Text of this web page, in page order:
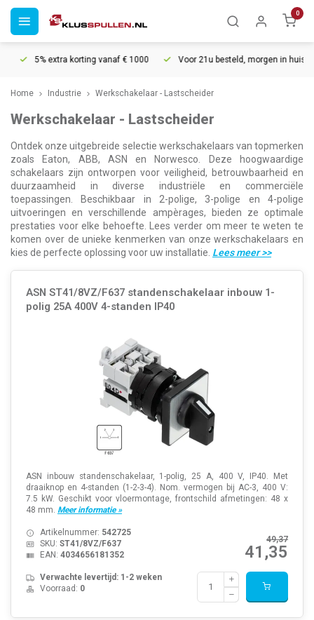
0
extra korting vanaf € 1000 Voor 21u besteld, morgen in huis* 30
Home Industrie Werkschakelaar - Lastscheider
Werkschakelaar - Lastscheider
Ontdek onze uitgebreide selectie werkschakelaars van topmerken
zoals Eaton, ABB, ASN en Norwesco. Deze hoogwaardige
schakelaars zijn ontworpen voor veiligheid, betrouwbaarheid en
duurzaamheid in diverse industriële en commerciële
toepassingen. Beschikbaar in 2-polige, 3-polige en 4-polige
uitvoeringen en verschillende ampèrages, bieden ze optimale
prestaties voor elke behoefte. Lees verder om meer te weten te
komen over de unieke kenmerken van onze werkschakelaars en
kies de perfecte oplossing voor uw installatie. Lees meer>>
ASN ST41/8VZ/F637 standenschakelaar inbouw 1-
polig 25A 400V 4-standen IP40
ASN inbouw standenschakelaar, 1-polig, 25 A, 400 V, IP40. Met
draaiknop en 4-standen (1-2-3-4). Nom. vermogen bij AC-3, 400 V:
7.5 kW. Geschikt voor vloermontage, frontschild afmetingen: 48 x
48 mm. Meer informatie »
49,37
41,35
Artikelnummer: 542725
SKU: ST41/8VZ/F637
EAN: 4034656181352
Verwachte levertijd: 1-2 weken
Voorraad: 0